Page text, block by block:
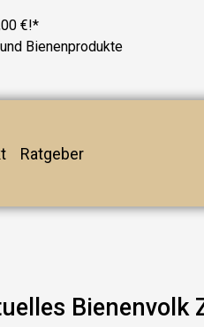
€!*
Bienenprodukte
Ratgeber
Bienenvolk